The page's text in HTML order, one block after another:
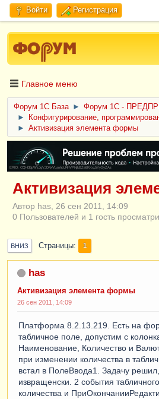
Войти Регистрация
Главное меню
Форум 1C База ►
Форум 1С -
►
Конфигурирование,
►
Активизация элемента формы
ERID: CQH36pWzJqVJD4xVLsnhcU4hVPNjkBZe8KKxjJiYySyZAz
Активизация
Автор has, 26 сен 2011, 14:09
0 Пользователей и 1 гость
ВНИЗ Страницы 1
has
Активизация элемента формы
26 сен 2011, 14:09
Платформа 8.2.13.219. Есть на
табличное поле, допустим с
Наименование, Количество и
при изменении количества в
встал в ПолеВвода1. Задачу
извращенски. 2 события
количества и